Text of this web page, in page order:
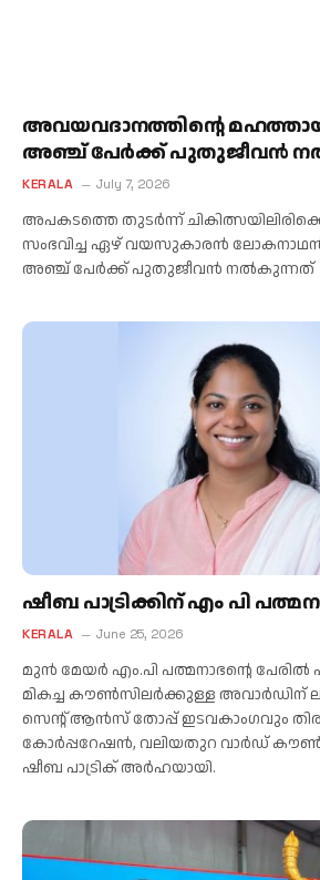
അവയവദാനത്തിന്റെ
അഞ്ച് പേർക്ക് പുതുജീവൻ
KERALA July 7, 2026
അപകടത്തെ തുടർന്ന്
സംഭവിച്ച ഏഴ് വയസുകാരൻ
അഞ്ച് പേർക്ക് പുതുജീവൻ നൽകുന്നത്
ഷീബ പാട്രിക്കിന് എം പി
KERALA June 25, 2026
മുൻ മേയർ എം.പി പത്മനാഭന്റെ
മികച്ച കൗൺസിലർക്കുള്ള
സെന്റ് ആൻസ് തോപ്പ് ഇടവകാംഗവും
കോർപ്പറേഷൻ, വലിയതുറ വാർഡ്
ഷീബ പാട്രിക് അർഹയായി.